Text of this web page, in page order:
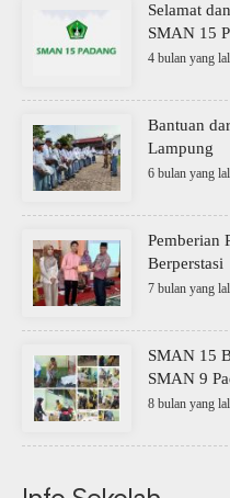
Selamat
SMAN 15
4 bulan yang
Bantuan
Lampung
6 bulan yang
Pemberian
Berperstasi
7 bulan yang
SMAN 15
SMAN 9
8 bulan yang